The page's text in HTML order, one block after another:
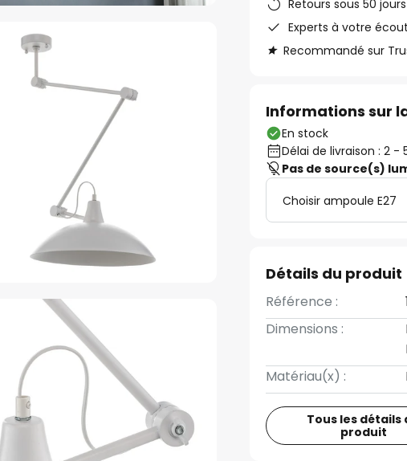
Retours sous 50 jours
Experts à votre
Recommandé sur
Informations sur
En stock
Délai de livraison : 2
Pas de source(s)
Choisir ampoule E27
Détails du produit
Référence :
Dimensions :
Matériau(x) :
Tous les détails
produit